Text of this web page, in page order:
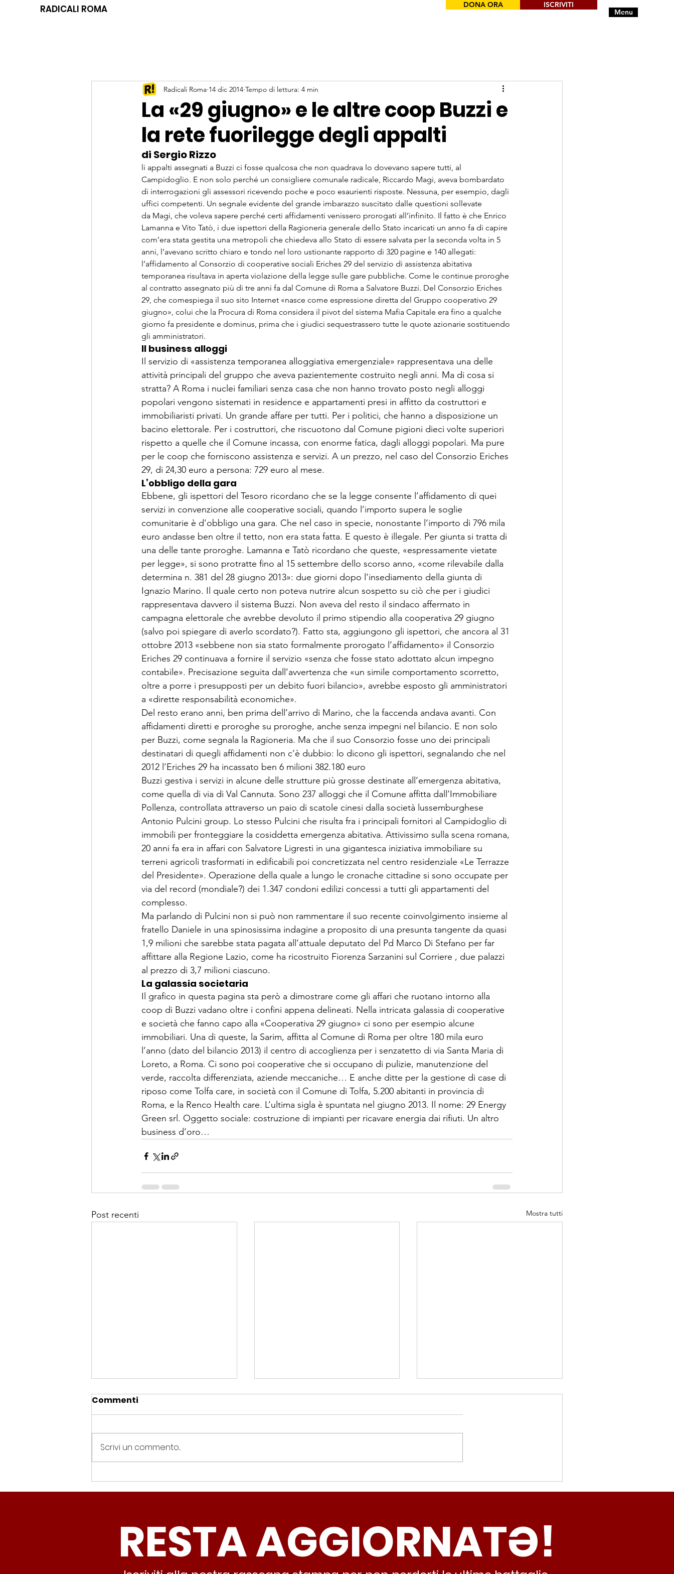
RADICALI ROMA Menu
DONA ORA ISCRIVITI
La «29 giugno» e le altre coop Buzzi e
la rete fuorilegge degli appalti
Radicali Roma 14 dic 2014 Tempo di lettura: 4 min
di Sergio Rizzo
li appalti assegnati a Buzzi ci fosse qualcosa che non quadrava lo dovevano sapere tutti, al
Campidoglio. E non solo perché un consigliere comunale radicale, Riccardo Magi, aveva bombardato
di interrogazioni gli assessori ricevendo poche e poco esaurienti risposte. Nessuna, per esempio, dagli
uffici competenti. Un segnale evidente del grande imbarazzo suscitato dalle questioni sollevate
da Magi, che voleva sapere perché certi affidamenti venissero prorogati all’infinito. Il fatto è che Enrico
Lamanna e Vito Tatò, i due ispettori della Ragioneria generale dello Stato incaricati un anno fa di capire
com’era stata gestita una metropoli che chiedeva allo Stato di essere salvata per la seconda volta in 5
anni, l’avevano scritto chiaro e tondo nel loro ustionante rapporto di 320 pagine e 140 allegati:
l’affidamento al Consorzio di cooperative sociali Eriches 29 del servizio di assistenza abitativa
temporanea risultava in aperta violazione della legge sulle gare pubbliche. Come le continue proroghe
al contratto assegnato più di tre anni fa dal Comune di Roma a Salvatore Buzzi. Del Consorzio Eriches
29, che comespiega il suo sito Internet «nasce come espressione diretta del Gruppo cooperativo 29
giugno», colui che la Procura di Roma considera il pivot del sistema Mafia Capitale era fino a qualche
giorno fa presidente e dominus, prima che i giudici sequestrassero tutte le quote azionarie sostituendo
gli amministratori.
Il business alloggi
Il servizio di «assistenza temporanea alloggiativa emergenziale» rappresentava una delle
attività principali del gruppo che aveva pazientemente costruito negli anni. Ma di cosa si
stratta? A Roma i nuclei familiari senza casa che non hanno trovato posto negli alloggi
popolari vengono sistemati in residence e appartamenti presi in affitto da costruttori e
immobiliaristi privati. Un grande affare per tutti. Per i politici, che hanno a disposizione un
bacino elettorale. Per i costruttori, che riscuotono dal Comune pigioni dieci volte superiori
rispetto a quelle che il Comune incassa, con enorme fatica, dagli alloggi popolari. Ma pure
per le coop che forniscono assistenza e servizi. A un prezzo, nel caso del Consorzio Eriches
29, di 24,30 euro a persona: 729 euro al mese.
L’obbligo della gara
Ebbene, gli ispettori del Tesoro ricordano che se la legge consente l’affidamento di quei
servizi in convenzione alle cooperative sociali, quando l’importo supera le soglie
comunitarie è d’obbligo una gara. Che nel caso in specie, nonostante l’importo di 796 mila
euro andasse ben oltre il tetto, non era stata fatta. E questo è illegale. Per giunta si tratta di
una delle tante proroghe. Lamanna e Tatò ricordano che queste, «espressamente vietate
per legge», si sono protratte fino al 15 settembre dello scorso anno, «come rilevabile dalla
determina n. 381 del 28 giugno 2013»: due giorni dopo l’insediamento della giunta di
Ignazio Marino. Il quale certo non poteva nutrire alcun sospetto su ciò che per i giudici
rappresentava davvero il sistema Buzzi. Non aveva del resto il sindaco affermato in
campagna elettorale che avrebbe devoluto il primo stipendio alla cooperativa 29 giugno
(salvo poi spiegare di averlo scordato?). Fatto sta, aggiungono gli ispettori, che ancora al 31
ottobre 2013 «sebbene non sia stato formalmente prorogato l’affidamento» il Consorzio
Eriches 29 continuava a fornire il servizio «senza che fosse stato adottato alcun impegno
contabile». Precisazione seguita dall’avvertenza che «un simile comportamento scorretto,
oltre a porre i presupposti per un debito fuori bilancio», avrebbe esposto gli amministratori
a «dirette responsabilità economiche».
Del resto erano anni, ben prima dell’arrivo di Marino, che la faccenda andava avanti. Con
affidamenti diretti e proroghe su proroghe, anche senza impegni nel bilancio. E non solo
per Buzzi, come segnala la Ragioneria. Ma che il suo Consorzio fosse uno dei principali
destinatari di quegli affidamenti non c’è dubbio: lo dicono gli ispettori, segnalando che nel
2012 l’Eriches 29 ha incassato ben 6 milioni 382.180 euro
Buzzi gestiva i servizi in alcune delle strutture più grosse destinate all’emergenza abitativa,
come quella di via di Val Cannuta. Sono 237 alloggi che il Comune affitta dall’Immobiliare
Pollenza, controllata attraverso un paio di scatole cinesi dalla società lussemburghese
Antonio Pulcini group. Lo stesso Pulcini che risulta fra i principali fornitori al Campidoglio di
immobili per fronteggiare la cosiddetta emergenza abitativa. Attivissimo sulla scena romana,
20 anni fa era in affari con Salvatore Ligresti in una gigantesca iniziativa immobiliare su
terreni agricoli trasformati in edificabili poi concretizzata nel centro residenziale «Le Terrazze
del Presidente». Operazione della quale a lungo le cronache cittadine si sono occupate per
via del record (mondiale?) dei 1.347 condoni edilizi concessi a tutti gli appartamenti del
complesso.
Ma parlando di Pulcini non si può non rammentare il suo recente coinvolgimento insieme al
fratello Daniele in una spinosissima indagine a proposito di una presunta tangente da quasi
1,9 milioni che sarebbe stata pagata all’attuale deputato del Pd Marco Di Stefano per far
affittare alla Regione Lazio, come ha ricostruito Fiorenza Sarzanini sul Corriere , due palazzi
al prezzo di 3,7 milioni ciascuno.
La galassia societaria
Il grafico in questa pagina sta però a dimostrare come gli affari che ruotano intorno alla
coop di Buzzi vadano oltre i confini appena delineati. Nella intricata galassia di cooperative
e società che fanno capo alla «Cooperativa 29 giugno» ci sono per esempio alcune
immobiliari. Una di queste, la Sarim, affitta al Comune di Roma per oltre 180 mila euro
l’anno (dato del bilancio 2013) il centro di accoglienza per i senzatetto di via Santa Maria di
Loreto, a Roma. Ci sono poi cooperative che si occupano di pulizie, manutenzione del
verde, raccolta differenziata, aziende meccaniche… E anche ditte per la gestione di case di
riposo come Tolfa care, in società con il Comune di Tolfa, 5.200 abitanti in provincia di
Roma, e la Renco Health care. L’ultima sigla è spuntata nel giugno 2013. Il nome: 29 Energy
Green srl. Oggetto sociale: costruzione di impianti per ricavare energia dai rifiuti. Un altro
business d’oro…
Post recenti Mostra tutti
Spin Time, Colucci: “Non
solo occupazione: 400
nessuno interviene”
Periferie, Colucci
(Radicali Roma): “La
deve garantire servizi e
dignità”
Termovalorizzatore,
Colucci (Radicali Roma):
lasciando al caos e
all’abusivismo”
Commenti
Scrivi un commento...
RESTA AGGIORNATƏ!